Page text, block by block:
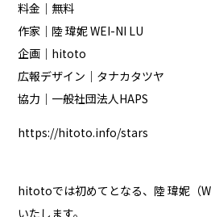
料金｜無料
作家｜陸 瑋妮 WEI-NI LU
企画｜hitoto
広報デザイン｜タナカタツヤ
協力｜一般社団法人HAPS
https://hitoto.info/stars
hitotoでは初めてとなる、陸 瑋妮（
いたします。